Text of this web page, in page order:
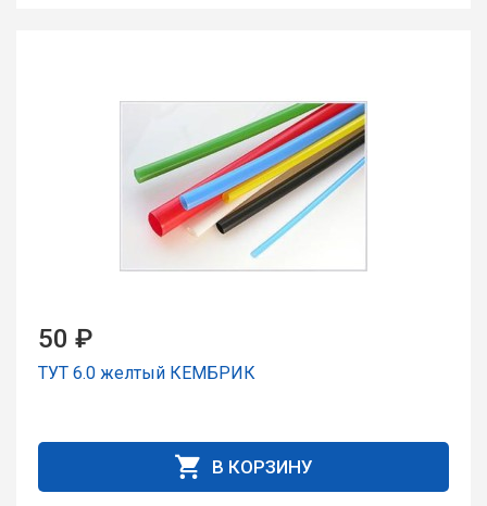
50 ₽
ТУТ 6.0 желтый КЕМБРИК
В КОРЗИНУ